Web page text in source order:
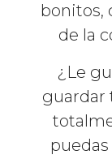
bonitos,
de la
¿Le
guardar